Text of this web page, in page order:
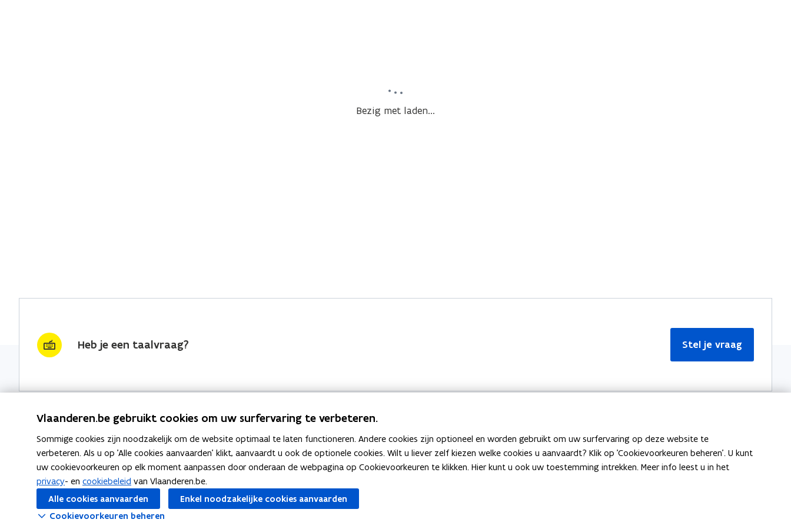
Bezig met laden...
Heb je een taalvraag? Stel je vraag
Nieuwsbrief krijgen?
vraag & woord van de week
wekelijks in je mailbox
Schrijf je in
Thema's
Spellingregels
Bekijk ook Meer informatie
Over Team Taaladvies
Vlaanderen.be gebruikt cookies om uw surfervaring te verbeteren.
Sommige cookies zijn noodzakelijk om de website optimaal te laten functioneren. Andere cookies zijn optioneel en worden gebruikt om uw surfervaring op deze website te
verbeteren. Als u op 'Alle cookies aanvaarden' klikt, aanvaardt u ook de optionele cookies. Wilt u liever zelf kiezen welke cookies u aanvaardt? Klik op 'Cookievoorkeuren beheren'. U kunt
uw cookievoorkeuren op elk moment aanpassen door onderaan de webpagina op Cookievoorkeuren te klikken. Hier kunt u ook uw toestemming intrekken. Meer info leest u in het
privacy- en cookiebeleid van Vlaanderen.be.
Alle cookies aanvaarden
Enkel noodzakelijke cookies aanvaarden
Cookievoorkeuren beheren